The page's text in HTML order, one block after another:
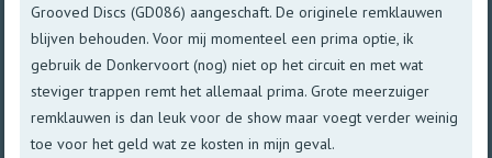
Grooved Discs (GD086) aangeschaft. De originele remklauwen
blijven behouden. Voor mij momenteel een prima optie, ik
gebruik de Donkervoort (nog) niet op het circuit en met wat
steviger trappen remt het allemaal prima. Grote meerzuiger
remklauwen is dan leuk voor de show maar voegt verder weinig
toe voor het geld wat ze kosten in mijn geval.